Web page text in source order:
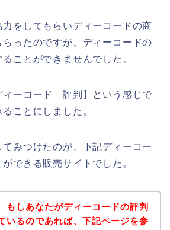
をしてもらいディーコードの商
ったのですが、ディーコードの
ことができませんでした。
ィーコード 評判】という感じで
ことにしました。
みつけたのが、下記ディーコー
できる販売サイトでした。
もしあなたがディーコードの評判
いるのであれば、下記ページを参